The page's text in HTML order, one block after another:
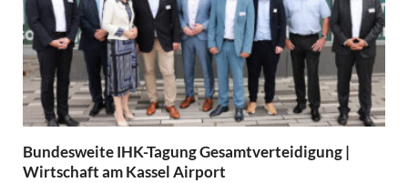
Bundesweite IHK-Tagung Gesamtverteidigung |
Wirtschaft am Kassel Airport